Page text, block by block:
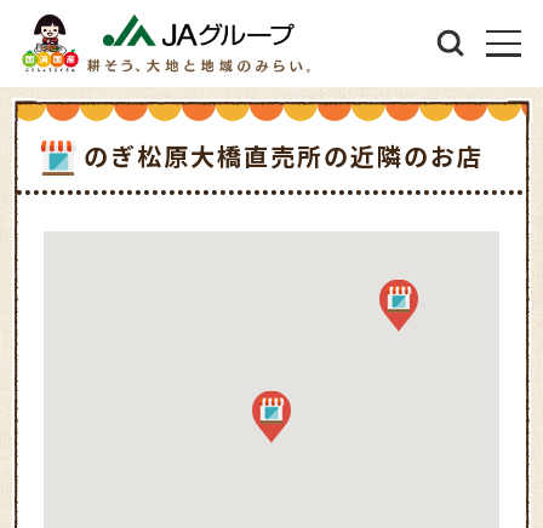
のぎ松原大橋直売所の近隣のお店